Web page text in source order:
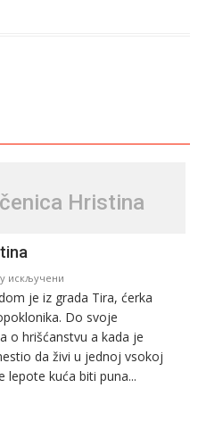
Hristina
искључени
Svеta
vеlikоmučеnica
Hristina
je iz grada Tira, ćerka
Dо svоје
o hrišćanstvu a kada je
da živi u jednoj vsokoj
lepote kuća biti puna...